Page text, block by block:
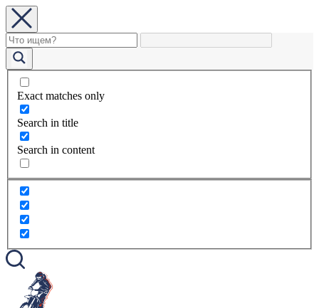
Exact matches only
Search in title
Search in content